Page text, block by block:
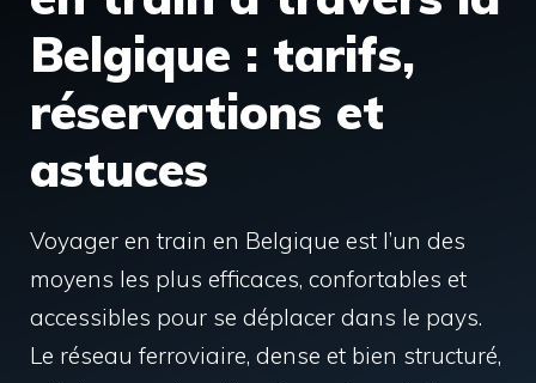
Belgique : tarifs,
réservations et
astuces
Voyager en train en Belgique est l’un des
moyens les plus efficaces, confortables et
accessibles pour se déplacer dans le pays.
Le réseau ferroviaire, dense et bien structuré,